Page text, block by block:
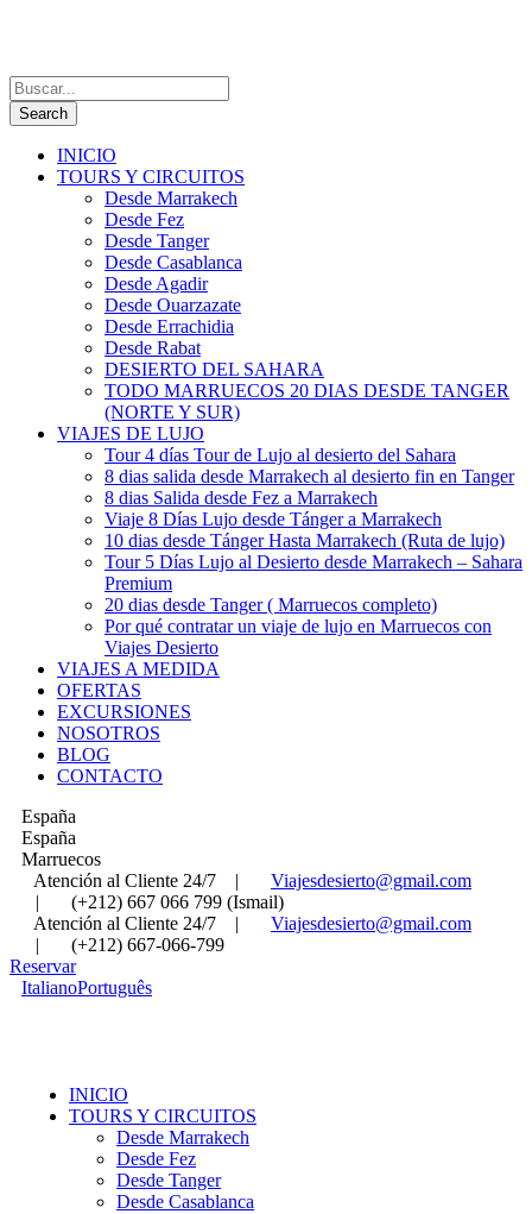
INICIO
TOURS Y CIRCUITOS
Desde Marrakech
Desde Fez
Desde Tanger
Desde Casablanca
Desde Agadir
Desde Ouarzazate
Desde Errachidia
Desde Rabat
DESIERTO DEL SAHARA
TODO MARRUECOS 20 DIAS DESDE TANGER
(NORTE Y SUR)
VIAJES DE LUJO
Tour 4 días Tour de Lujo al desierto del Sahara
8 dias salida desde Marrakech al desierto fin en Tanger
8 dias Salida desde Fez a Marrakech
Viaje 8 Días Lujo desde Tánger a Marrakech
10 dias desde Tánger Hasta Marrakech (Ruta de lujo)
Tour 5 Días Lujo al Desierto desde Marrakech – Sahara
Premium
20 dias desde Tanger ( Marruecos completo)
Por qué contratar un viaje de lujo en Marruecos con
Viajes Desierto
VIAJES A MEDIDA
OFERTAS
EXCURSIONES
NOSOTROS
BLOG
CONTACTO
España
España
Marruecos
Atención al Cliente 24/7
|
Viajesdesierto@gmail.com
|
(+212) 667 066 799 (Ismail)
Atención al Cliente 24/7
|
Viajesdesierto@gmail.com
|
(+212) 667-066-799
Reservar
ItalianoPortuguês
INICIO
TOURS Y CIRCUITOS
Desde Marrakech
Desde Fez
Desde Tanger
Desde Casablanca